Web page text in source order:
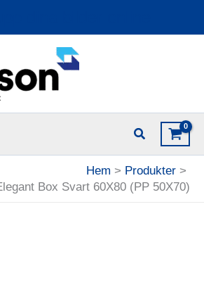
Hem
Produkter
Box Svart 60X80 (PP 50X70)